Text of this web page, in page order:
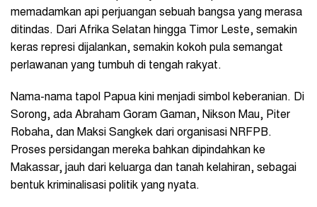
memadamkan api perjuangan sebuah bangsa yang merasa
ditindas. Dari Afrika Selatan hingga Timor Leste, semakin
keras represi dijalankan, semakin kokoh pula semangat
perlawanan yang tumbuh di tengah rakyat.
Nama-nama tapol Papua kini menjadi simbol keberanian. Di
Sorong, ada Abraham Goram Gaman, Nikson Mau, Piter
Robaha, dan Maksi Sangkek dari organisasi NRFPB.
Proses persidangan mereka bahkan dipindahkan ke
Makassar, jauh dari keluarga dan tanah kelahiran, sebagai
bentuk kriminalisasi politik yang nyata.